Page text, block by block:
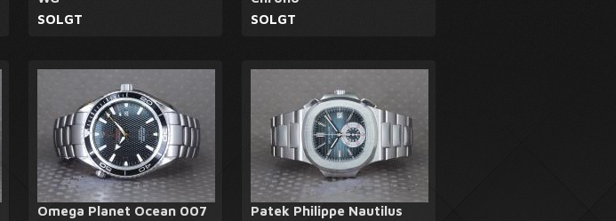
SOLGT
SOLGT
Omega Planet Ocean 007 Patek Philippe Nautilus